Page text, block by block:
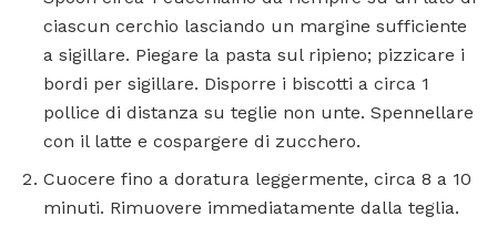
ciascun cerchio lasciando un margine sufficiente
a sigillare. Piegare la pasta sul ripieno; pizzicare i
bordi per sigillare. Disporre i biscotti a circa 1
pollice di distanza su teglie non unte. Spennellare
con il latte e cospargere di zucchero.
Cuocere fino a doratura leggermente, circa 8 a 10
minuti. Rimuovere immediatamente dalla teglia.